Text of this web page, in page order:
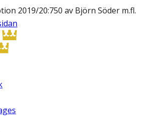
2019/20:750 av Björn Söder m.fl.